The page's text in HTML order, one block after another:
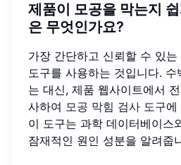
제품이 모공을 막는지
은 무엇인가요?
가장 간단하고 신뢰할 수 있
도구를 사용하는 것입니다.
는 대신, 제품 웹사이트에서
사하여 모공 막힘 검사 도구에
이 도구는 과학 데이터베이스
잠재적인 원인 성분을 알려줍